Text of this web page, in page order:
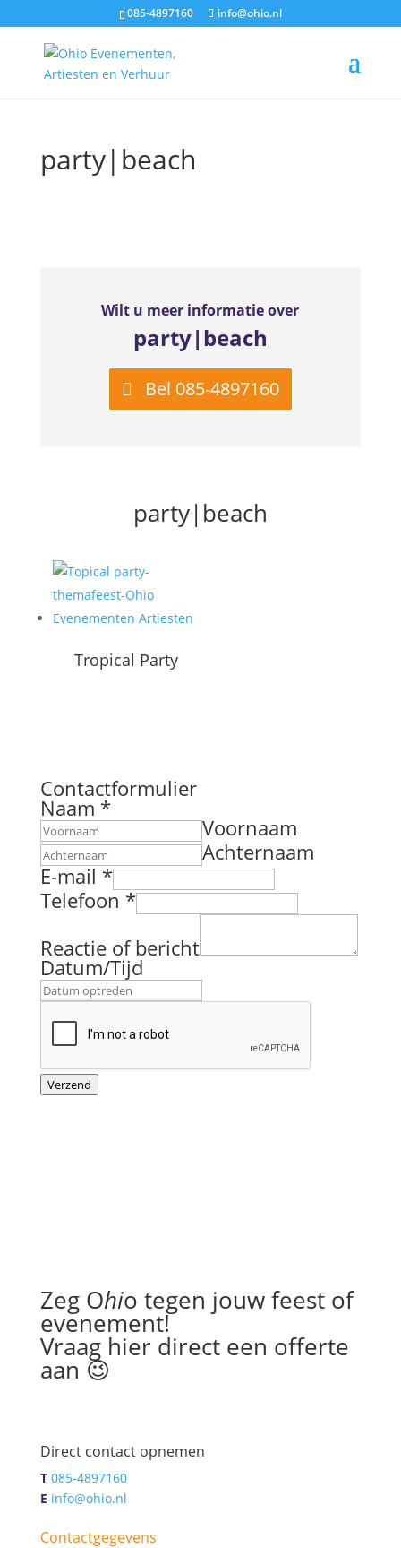
085-4897160 info@ohio.nl
Start/ Producten getagged “party|beach”
party|beach
Wilt u meer informatie over
party|beach
Bel 085-4897160
party|beach
Tropical Party
Contactformulier
o
f
N
a
a
m
a
t
u
m
i
j
d
Naam *
Voornaam
Achternaam
E-mail *
Telefoon *
Reactie of bericht
Datum/Tijd
Verzend
Zeg Ohio tegen jouw feest of
evenement!
Vraag hier direct een offerte
aan 😉
Direct contact opnemen
T 085-4897160
E info@ohio.nl
Contactgegevens